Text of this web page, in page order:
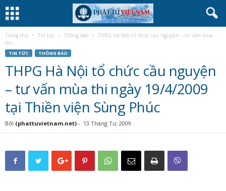
Trang chủ Tin tức Thông báo
THPG Hà Nội tổ chức cầu nguyện – tư vấn mùa
thi...
TIN TỨC THÔNG BÁO
THPG Hà Nội tổ chức cầu nguyện
– tư vấn mùa thi ngày 19/4/2009
tại Thiền viện Sùng Phúc
Bởi (phattuvietnam.net) - 13 Tháng Tư, 2009